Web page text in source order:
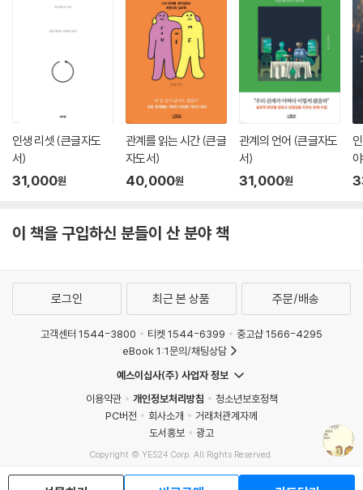
인생 리셋 (큰글자도
서)
31,000원
관계를 읽는 시간 (큰글
자도서)
40,000원
관계의 언어 (큰글자도
서)
31,000원
이 책을 구입하신 분들이 산 분야 책
로그인 최근 본 상품 주문/배송
고객센터 1544-3800 티켓 1544-6399
중고샵 1566-4295
eBook 1:1문의/채팅상담
예스이십사(주) 사업자 정보
이용약관
개인정보처리방침
청소년보호정책
PC버전
회사소개
거래처관계자께
도서홍보
광고
Copyright © YES24 Corp. All Rights Reserved.